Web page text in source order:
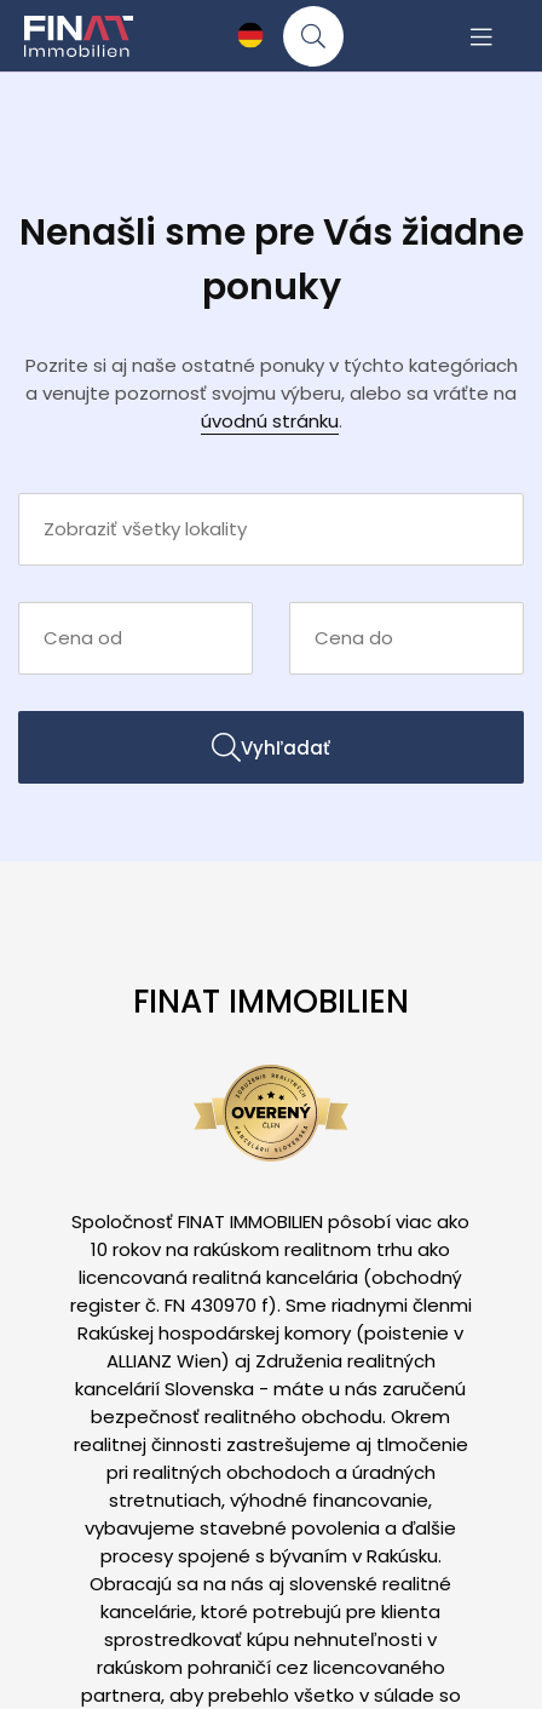
Nenašli sme pre Vás žiadne
ponuky
Pozrite si aj naše ostatné ponuky v týchto kategóriach
a venujte pozornosť svojmu výberu, alebo sa vráťte na
úvodnú stránku.
Vyhľadať
FINAT IMMOBILIEN
Spoločnosť FINAT IMMOBILIEN pôsobí viac ako
10 rokov na rakúskom realitnom trhu ako
licencovaná realitná kancelária (obchodný
register č. FN 430970 f). Sme riadnymi členmi
Rakúskej hospodárskej komory (poistenie v
ALLIANZ Wien) aj Združenia realitných
kancelárií Slovenska - máte u nás zaručenú
bezpečnosť realitného obchodu. Okrem
realitnej činnosti zastrešujeme aj tlmočenie
pri realitných obchodoch a úradných
stretnutiach, výhodné financovanie,
vybavujeme stavebné povolenia a ďalšie
procesy spojené s bývaním v Rakúsku.
Obracajú sa na nás aj slovenské realitné
kancelárie, ktoré potrebujú pre klienta
sprostredkovať kúpu nehnuteľnosti v
rakúskom pohraničí cez licencovaného
partnera, aby prebehlo všetko v súlade so